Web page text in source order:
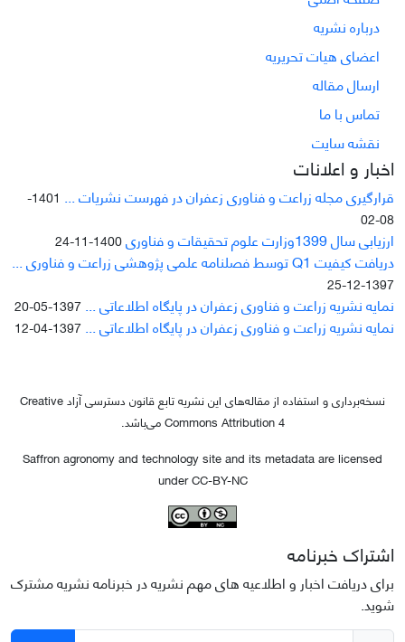
درباره نشریه
اعضای هیات تحریریه
ارسال مقاله
تماس با ما
نقشه سایت
اخبار و اعلانات
قرارگیری مجله زراعت و فناوری زعفران در فهرست نشریات ...
1401-
08-02
ارزیابی سال 1399وزارت علوم تحقیقات و فناوری 1400-11-24
دریافت کیفیت Q1 توسط فصلنامه علمی پژوهشی زراعت و فناوری ...
1397-12-25
نمایه نشریه زراعت و فناوری زعفران در پایگاه اطلاعاتی ... 1397-05-20
نمایه نشریه زراعت و فناوری زعفران در پایگاه اطلاعاتی ... 1397-04-12
نسخه‌برداری و استفاده از مقاله‌های این نشریه تابع قانون دسترسی آزاد Creative
Commons Attribution 4 می‌باشد.
Saffron agronomy and technology site and its metadata are licensed
under CC-BY-NC
اشتراک خبرنامه
برای دریافت اخبار و اطلاعیه های مهم نشریه در خبرنامه نشریه مشترک
شوید.